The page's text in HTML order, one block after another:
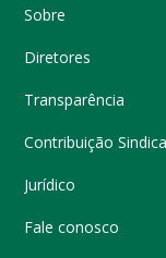
Sobre
Diretores
Transparência
Contribuição
Jurídico
Fale conosco